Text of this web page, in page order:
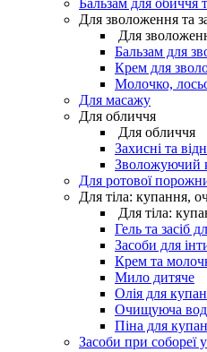
Для зволоження та
Для
Бальзам для
Крем для
Молочко,
Для масажу
Для обличчя
Для обличчя
Захисні та
Зволожуючий
Для ротової
Для тіла: купання,
Для тіла:
Гель та засіб
Засоби для
Крем та
Мило дитяче
Олія для
Очищуюча
Піна для
Засоби при собореї у